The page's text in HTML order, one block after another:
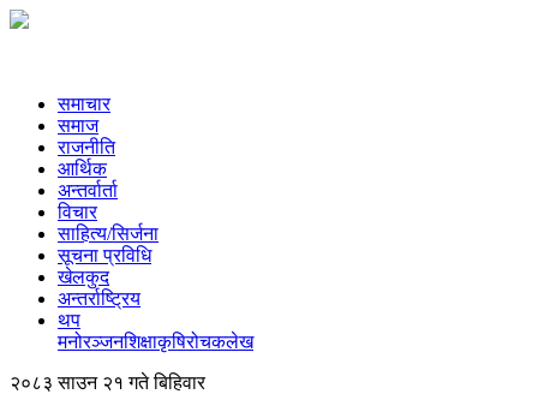
समाचार
समाज
राजनीति
आर्थिक
अन्तर्वार्ता
विचार
साहित्य/सिर्जना
सूचना प्रविधि
खेलकुद
अन्तर्राष्ट्रिय
थप
मनोरञ्‍जनशिक्षाकृषिरोचकलेख
२०८३ साउन २१ गते बिहिवार